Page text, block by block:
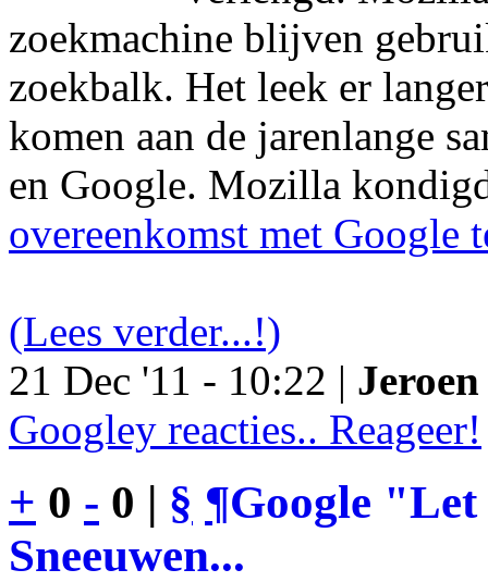
zoekmachine blijven
zoekbalk. Het leek er
komen aan de jarenlange
en Google. Mozilla
overeenkomst met Google
(Lees verder...!)
21 Dec '11 - 10:22 |
Googley reacties.. Reageer!
+ 0 - 0 | § ¶Google
Sneeuwen...